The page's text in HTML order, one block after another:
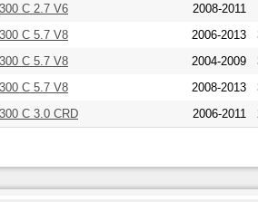
300 C 2.7 V6 2008-2011
300 C 5.7 V8 2006-2013
300 C 5.7 V8 2004-2009
300 C 5.7 V8 2008-2013
300 C 3.0 CRD 2006-2011